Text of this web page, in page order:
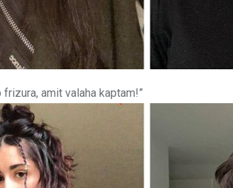
amit valaha kaptam!”